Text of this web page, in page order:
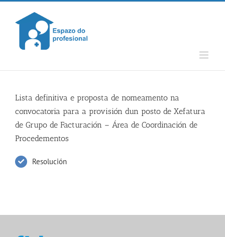
Skip
content
Lista definitiva e proposta de nomeamento na
convocatoria para a provisión dun posto de Xefatura
de Grupo de Facturación – Área de Coordinación de
Procedementos
Resolución